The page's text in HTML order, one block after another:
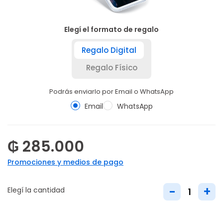
Elegí el formato de regalo
Regalo Digital
Regalo Físico
Podrás enviarlo por Email o WhatsApp
Email WhatsApp
₲ 285.000
Promociones y medios de pago
Elegí la cantidad - +